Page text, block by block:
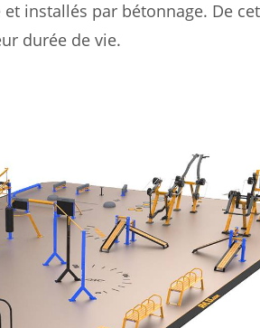
installés par bétonnage. De
durée de vie.